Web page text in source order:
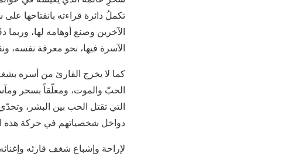
تكملُ دائرة قراءته بانفتاحها
الآخرين وصنع أوهامه لها،
الآسرة فيها، نحو معرفة نفسه،
كما لا يخرج القارئ من أسره
الحبّ والموت، ومعلّقاً بسحر
التي تقتل الحب بين البشر،
دواخل شخصياتهم في حركة هذه
لإراحة وإشباع شغف قارئه